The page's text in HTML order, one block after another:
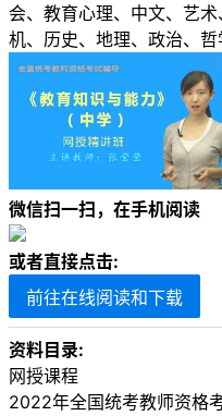
会、教育心理、中文、艺
机、历史、地理、政治、哲
微信扫一扫，在手机阅读
或者直接点击:
前往在线阅读和下载
资料目录:
网授课程
2022年全国统考教师资格